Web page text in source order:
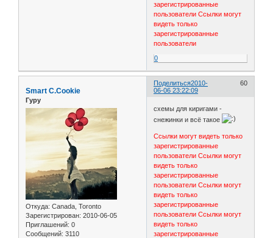
зарегистрированные
пользователи Ссылки могут
видеть только
зарегистрированные
пользователи
0
Поделиться 60
2010-
06-06 23:22:09
Smart C.Cookie
Гуру
Откуда: Canada, Toronto
Зарегистрирован: 2010-06-05
Приглашений: 0
Сообщений: 3110
схемы для киригами -
снежинки и всё такое
Ссылки могут видеть только
зарегистрированные
пользователи Ссылки могут
видеть только
зарегистрированные
пользователи Ссылки могут
видеть только
зарегистрированные
пользователи Ссылки могут
видеть только
зарегистрированные